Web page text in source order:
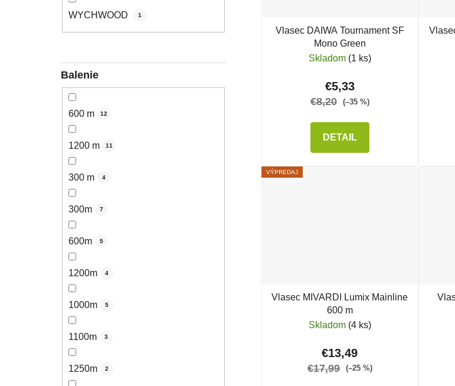
WYCHWOOD 1
Balenie
600 m 12
1200 m 11
300 m 4
300m 7
600m 5
1200m 4
1000m 5
1100m 3
1250m 2
Vlasec DAIWA Tournament SF
Mono Green
Skladom (1 ks)
€5,33
€8,20 (–35 %)
DETAIL
VÝPREDAJ
Vlasec MIVARDI Lumix Mainline
600 m
Skladom (4 ks)
€13,49
€17,99 (–25 %)